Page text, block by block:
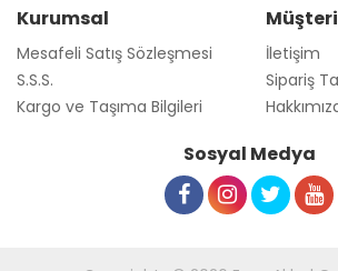
Kurumsal
Mesafeli Satış Sözleşmesi
S.S.S.
Kargo ve Taşıma Bilgileri
İletişim
Sipariş
Sosyal Medya